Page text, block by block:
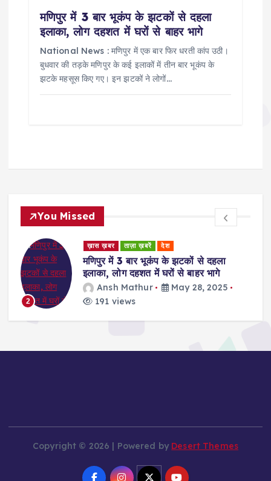
मणिपुर में 3 बार भूकंप के झटकों से दहला
इलाका, लोग दहशत में घरों से बाहर भागे
National News : मणिपुर में एक बार फिर धरती कांप उठी।
बुधवार की तड़के मणिपुर के कई इलाकों में तीन बार भूकंप के
झटके महसूस किए गए। इन झटकों ने लोगों…
You Missed
ताज़ा ख़बरें
में 3 बार भूकंप के झटकों से दहला
लोग दहशत में घरों से बाहर भागे
Ansh Mathur
May 28, 2025
191 views
Copyright © 2026 | Powered byDesert Themes